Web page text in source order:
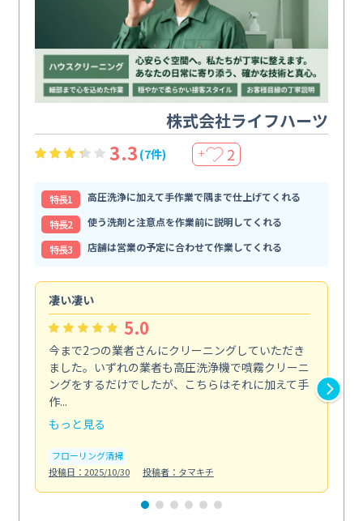
株式会社ライフハーツ
3.3 (7件) ＋ 2
特⻑1
高圧洗浄に加えて手作業で隅まで仕上げてくれる
特⻑2
使う洗剤と注意点を作業前に説明してくれる
特⻑3
店舗は営業の予定に合わせて作業してくれる
凄い凄い
5.0
今まで2つの業者さんにクリーニングしていただき
ました。いずれの業者も高圧洗浄機で噴霧クリーニ
ングをするだけでしたが、こちらはそれに加えて手
作...
もっと見る
フローリング清掃
投稿日：2025/10/30
投稿者：タマキチ